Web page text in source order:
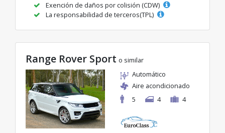
Exención de daños por colisión (CDW)
La responsabilidad de terceros(TPL)
Range Rover Sport o similar
Automático
Aire acondicionado
5
4 4